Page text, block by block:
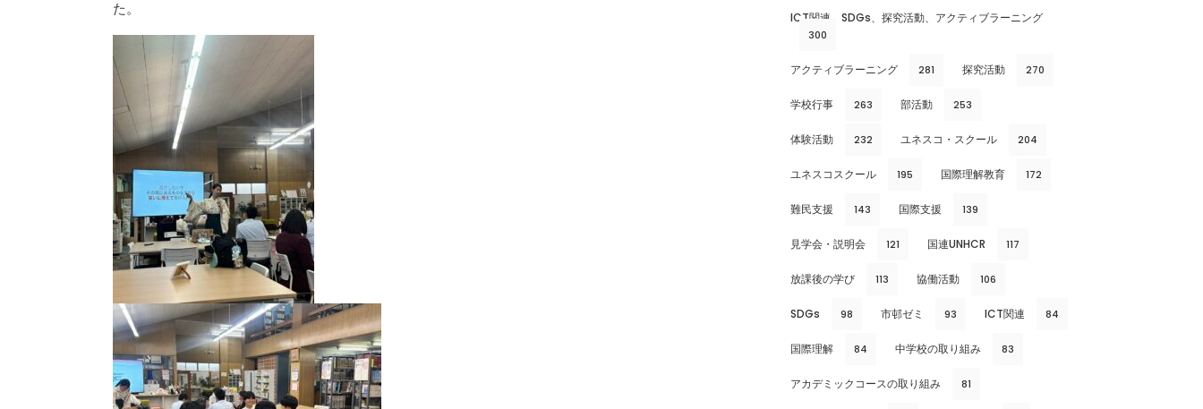
た。
ICT関連、SDGs、探究活動、アクティブラーニング
300
アクティブラーニング 281 探究活動 270
学校行事 263 部活動 253
体験活動 232 ユネスコ・スクール 204
ユネスコスクール 195 国際理解教育 172
難民支援 143 国際支援 139
見学会・説明会 121 国連UNHCR 117
放課後の学び 113 協働活動 106
SDGs 98 市邨ゼミ 93 ICT関連 84
国際理解 84 中学校の取り組み 83
アカデミックコースの取り組み 81